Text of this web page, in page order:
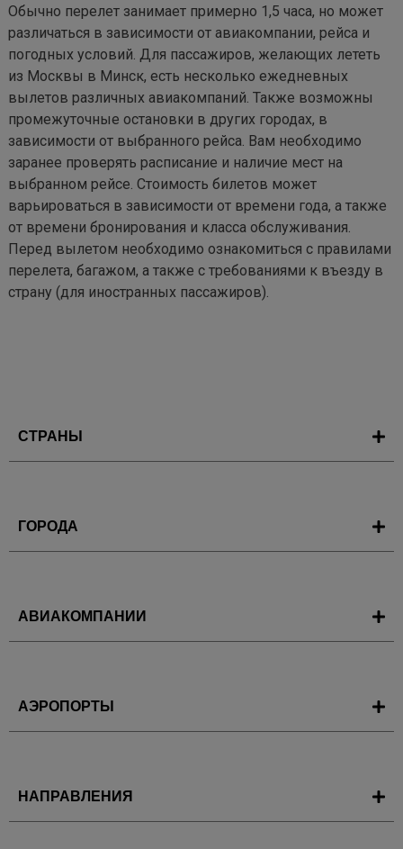
Обычно перелет занимает примерно 1,5 часа, но может
различаться в зависимости от авиакомпании, рейса и
погодных условий. Для пассажиров, желающих лететь
из Москвы в Минск, есть несколько ежедневных
вылетов различных авиакомпаний. Также возможны
промежуточные остановки в других городах, в
зависимости от выбранного рейса. Вам необходимо
заранее проверять расписание и наличие мест на
выбранном рейсе. Стоимость билетов может
варьироваться в зависимости от времени года, а также
от времени бронирования и класса обслуживания.
Перед вылетом необходимо ознакомиться с правилами
перелета, багажом, а также с требованиями к въезду в
страну (для иностранных пассажиров).
СТРАНЫ
ГОРОДА
АВИАКОМПАНИИ
АЭРОПОРТЫ
НАПРАВЛЕНИЯ